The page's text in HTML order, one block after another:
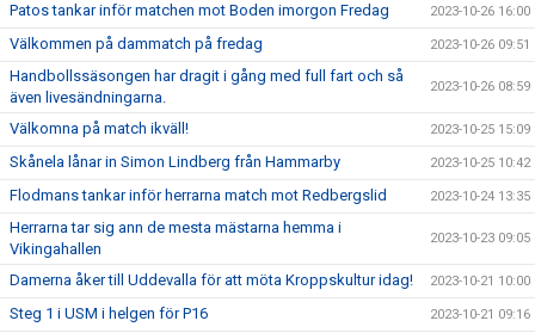
Patos tankar inför matchen mot Boden imorgon Fredag 2023-10-26 16:00
Välkommen på dammatch på fredag 2023-10-26 09:51
Handbollssäsongen har dragit i gång med full fart och så
även livesändningarna.
2023-10-26 08:59
Välkomna på match ikväll! 2023-10-25 15:09
Skånela lånar in Simon Lindberg från Hammarby 2023-10-25 10:42
Flodmans tankar inför herrarna match mot Redbergslid 2023-10-24 13:35
Herrarna tar sig ann de mesta mästarna hemma i
Vikingahallen
2023-10-23 09:05
Damerna åker till Uddevalla för att möta Kroppskultur idag! 2023-10-21 10:00
Steg 1 i USM i helgen för P16 2023-10-21 09:16